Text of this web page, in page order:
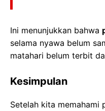
Ini menunjukkan bahwa
selama nyawa belum
matahari belum terbit
Kesimpulan
Setelah kita memahami